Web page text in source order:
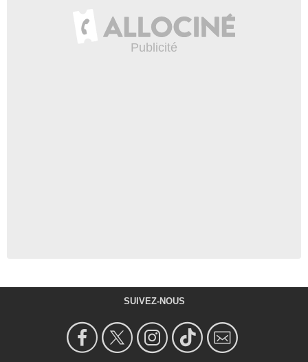
SUIVEZ-NOUS